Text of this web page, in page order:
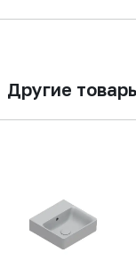
Другие